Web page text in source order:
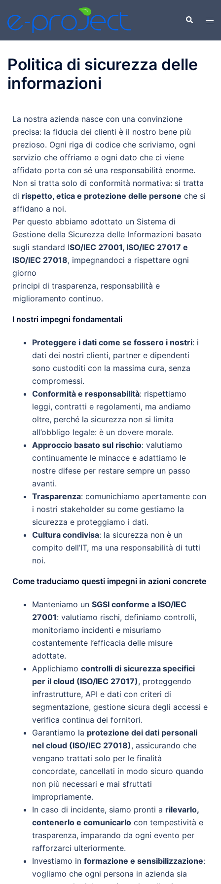
Politica di sicurezza delle
informazioni
La nostra azienda nasce con una convinzione
precisa: la fiducia dei clienti è il nostro bene più
prezioso. Ogni riga di codice che scriviamo, ogni
servizio che offriamo e ogni dato che ci viene
affidato porta con sé una responsabilità enorme.
Non si tratta solo di conformità normativa: si tratta
di rispetto, etica e protezione delle persone che si
affidano a noi.
Per questo abbiamo adottato un Sistema di
Gestione della Sicurezza delle Informazioni basato
sugli standard ISO/IEC 27001, ISO/IEC 27017 e
ISO/IEC 27018, impegnandoci a rispettare ogni
giorno
principi di trasparenza, responsabilità e
miglioramento continuo.
I nostri impegni fondamentali
Proteggere i dati come se fossero i nostri: i
dati dei nostri clienti, partner e dipendenti
sono custoditi con la massima cura, senza
compromessi.
Conformità e responsabilità: rispettiamo
leggi, contratti e regolamenti, ma andiamo
oltre, perché la sicurezza non si limita
all’obbligo legale: è un dovere morale.
Approccio basato sul rischio: valutiamo
continuamente le minacce e adattiamo le
nostre difese per restare sempre un passo
avanti.
Trasparenza: comunichiamo apertamente con
i nostri stakeholder su come gestiamo la
sicurezza e proteggiamo i dati.
Cultura condivisa: la sicurezza non è un
compito dell’IT, ma una responsabilità di tutti
noi.
Come traduciamo questi impegni in azioni concrete
Manteniamo un SGSI conforme a ISO/IEC
27001: valutiamo rischi, definiamo controlli,
monitoriamo incidenti e misuriamo
costantemente l’efficacia delle misure
adottate.
Applichiamo controlli di sicurezza specifici
per il cloud (ISO/IEC 27017), proteggendo
infrastrutture, API e dati con criteri di
segmentazione, gestione sicura degli accessi e
verifica continua dei fornitori.
Garantiamo la protezione dei dati personali
nel cloud (ISO/IEC 27018), assicurando che
vengano trattati solo per le finalità
concordate, cancellati in modo sicuro quando
non più necessari e mai sfruttati
impropriamente.
In caso di incidente, siamo pronti a rilevarlo,
contenerlo e comunicarlo con tempestività e
trasparenza, imparando da ogni evento per
rafforzarci ulteriormente.
Investiamo in formazione e sensibilizzazione:
vogliamo che ogni persona in azienda sia